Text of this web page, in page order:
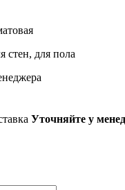
стен, для пола
Уточняйте у